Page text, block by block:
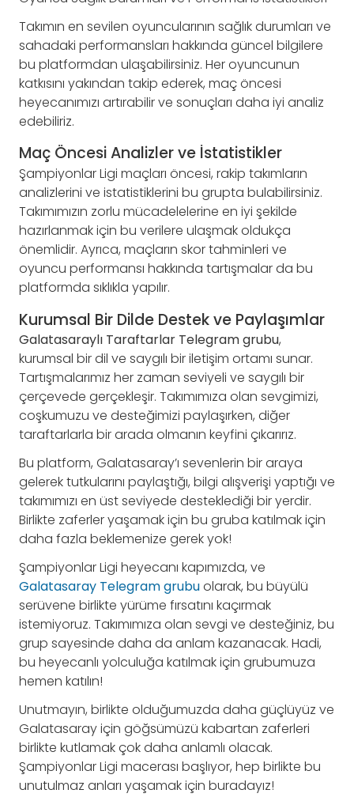
Takımın en sevilen oyuncularının sağlık durumları ve
sahadaki performansları hakkında güncel bilgilere
bu platformdan ulaşabilirsiniz. Her oyuncunun
katkısını yakından takip ederek, maç öncesi
heyecanımızı artırabilir ve sonuçları daha iyi analiz
edebiliriz.
Maç Öncesi Analizler ve İstatistikler
Şampiyonlar Ligi maçları öncesi, rakip takımların
analizlerini ve istatistiklerini bu grupta bulabilirsiniz.
Takımımızın zorlu mücadelelerine en iyi şekilde
hazırlanmak için bu verilere ulaşmak oldukça
önemlidir. Ayrıca, maçların skor tahminleri ve
oyuncu performansı hakkında tartışmalar da bu
platformda sıklıkla yapılır.
Kurumsal Bir Dilde Destek ve Paylaşımlar
Galatasaraylı Taraftarlar Telegram grubu,
kurumsal bir dil ve saygılı bir iletişim ortamı sunar.
Tartışmalarımız her zaman seviyeli ve saygılı bir
çerçevede gerçekleşir. Takımımıza olan sevgimizi,
coşkumuzu ve desteğimizi paylaşırken, diğer
taraftarlarla bir arada olmanın keyfini çıkarırız.
Bu platform, Galatasaray’ı sevenlerin bir araya
gelerek tutkularını paylaştığı, bilgi alışverişi yaptığı ve
takımımızı en üst seviyede desteklediği bir yerdir.
Birlikte zaferler yaşamak için bu gruba katılmak için
daha fazla beklemenize gerek yok!
Şampiyonlar Ligi heyecanı kapımızda, ve
Galatasaray Telegram grubuolarak, bu büyülü
serüvene birlikte yürüme fırsatını kaçırmak
istemiyoruz. Takımımıza olan sevgi ve desteğiniz, bu
grup sayesinde daha da anlam kazanacak. Hadi,
bu heyecanlı yolculuğa katılmak için grubumuza
hemen katılın!
Unutmayın, birlikte olduğumuzda daha güçlüyüz ve
Galatasaray için göğsümüzü kabartan zaferleri
birlikte kutlamak çok daha anlamlı olacak.
Şampiyonlar Ligi macerası başlıyor, hep birlikte bu
unutulmaz anları yaşamak için buradayız!